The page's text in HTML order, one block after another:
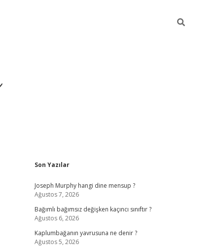
Sidebar
Son Yazılar
Joseph Murphy hangi dine mensup ?
Ağustos 7, 2026
Bağımlı bağımsız değişken kaçıncı sınıftır ?
Ağustos 6, 2026
Kaplumbağanın yavrusuna ne denir ?
Ağustos 5, 2026